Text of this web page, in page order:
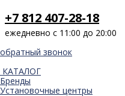
+7 812 407-28-18
ежедневно с 11:00 до 20:00
обратный звонок
КАТАЛОГ
Бренды
Установочные центры